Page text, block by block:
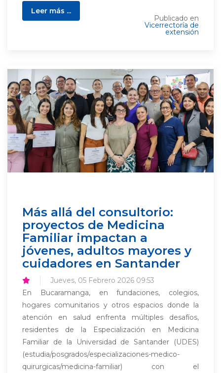
Leer más ...
Publicado en
Vicerrectoría de
extensión
Más allá del consultorio:
proyectos de Medicina
Familiar impactan a
jóvenes, adultos mayores y
cuidadores en Santander
Jueves, 05 Febrero 2026 09:53
En Bucaramanga, en fundaciones, colegios,
hogares comunitarios y otros espacios donde la
atención en salud enfrenta múltiples desafíos,
residentes de la Especialización en Medicina
Familiar de la Universidad de Santander (UDES)
(estudia/posgrados/especializaciones-medico-
quirurgicas/medicina-familiar) con el